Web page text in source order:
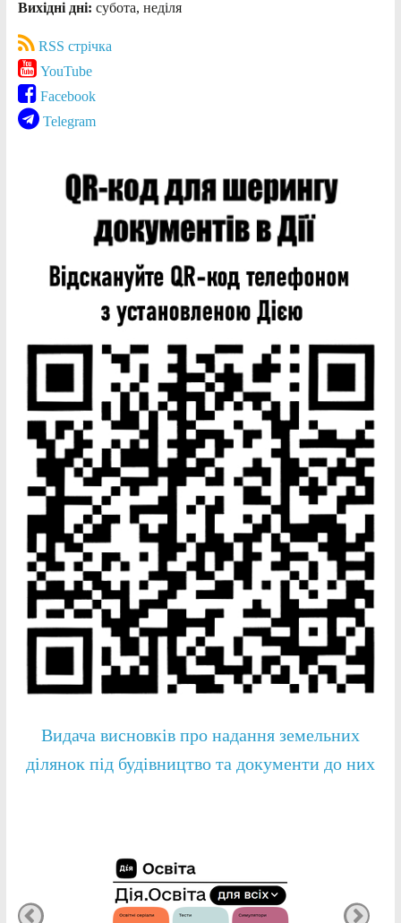
Вихідні дні: субота, неділя
RSS стрічка
YouTube
Facebook
Telegram
Видача висновків про надання земельних
ділянок під будівництво та документи до них